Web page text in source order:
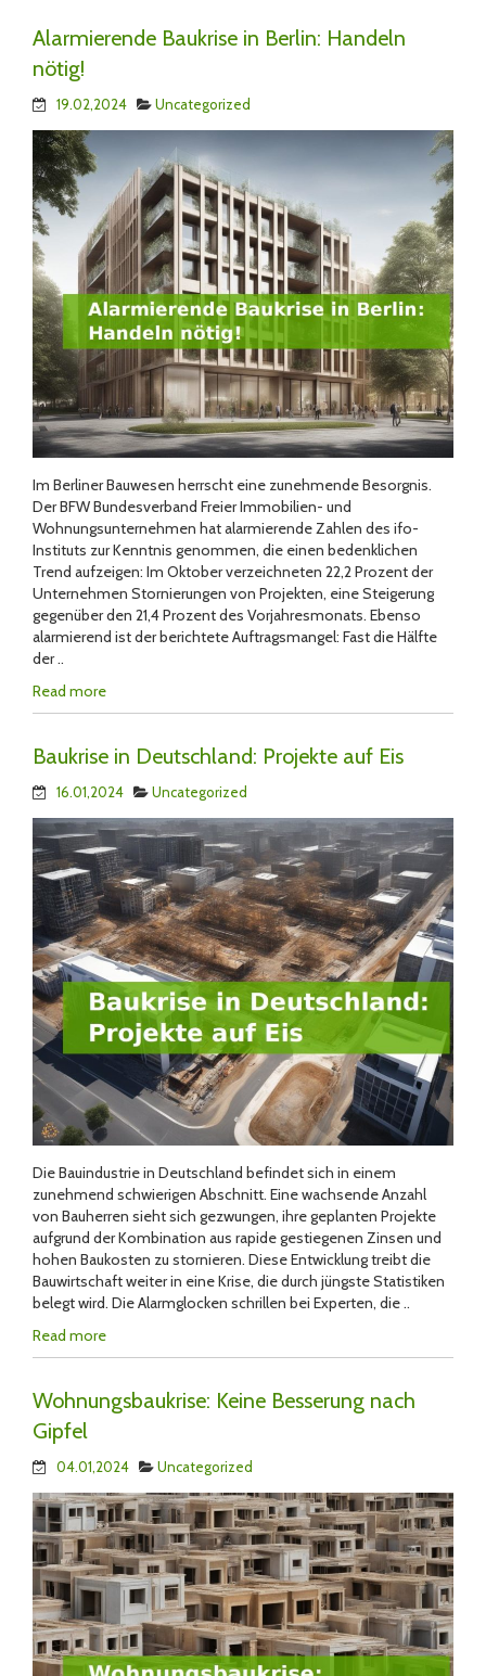
Alarmierende Baukrise in Berlin: Handeln
nötig!
19.02,2024 Uncategorized
Im Berliner Bauwesen herrscht eine zunehmende Besorgnis.
Der BFW Bundesverband Freier Immobilien- und
Wohnungsunternehmen hat alarmierende Zahlen des ifo-
Instituts zur Kenntnis genommen, die einen bedenklichen
Trend aufzeigen: Im Oktober verzeichneten 22,2 Prozent der
Unternehmen Stornierungen von Projekten, eine Steigerung
gegenüber den 21,4 Prozent des Vorjahresmonats. Ebenso
alarmierend ist der berichtete Auftragsmangel: Fast die Hälfte
der ..
Read more
Baukrise in Deutschland: Projekte auf Eis
16.01,2024 Uncategorized
Die Bauindustrie in Deutschland befindet sich in einem
zunehmend schwierigen Abschnitt. Eine wachsende Anzahl
von Bauherren sieht sich gezwungen, ihre geplanten Projekte
aufgrund der Kombination aus rapide gestiegenen Zinsen und
hohen Baukosten zu stornieren. Diese Entwicklung treibt die
Bauwirtschaft weiter in eine Krise, die durch jüngste Statistiken
belegt wird. Die Alarmglocken schrillen bei Experten, die ..
Read more
Wohnungsbaukrise: Keine Besserung nach
Gipfel
04.01,2024 Uncategorized